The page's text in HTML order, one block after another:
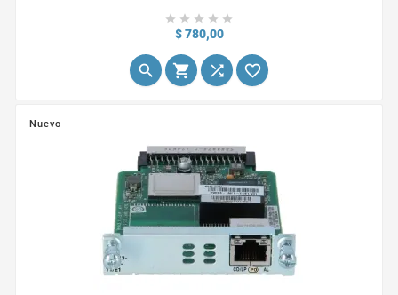
banda, tecnología CleanAir 4X4 3SS
    
$ 780,00Precio
   
Nuevo